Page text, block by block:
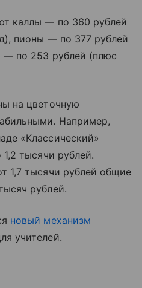
каллы — по 360 рублей
пионы — по 377 рублей
— по 253 рублей (плюс
на цветочную
Например,
«Классический»
тысячи рублей.
1,7 тысячи рублей общие
рублей.
новый механизм
учителей.